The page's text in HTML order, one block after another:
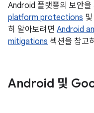
Android 플랫폼의 보안을
platform protections
히 알아보려면 Android
mitigations 섹션을 참고
Android 및